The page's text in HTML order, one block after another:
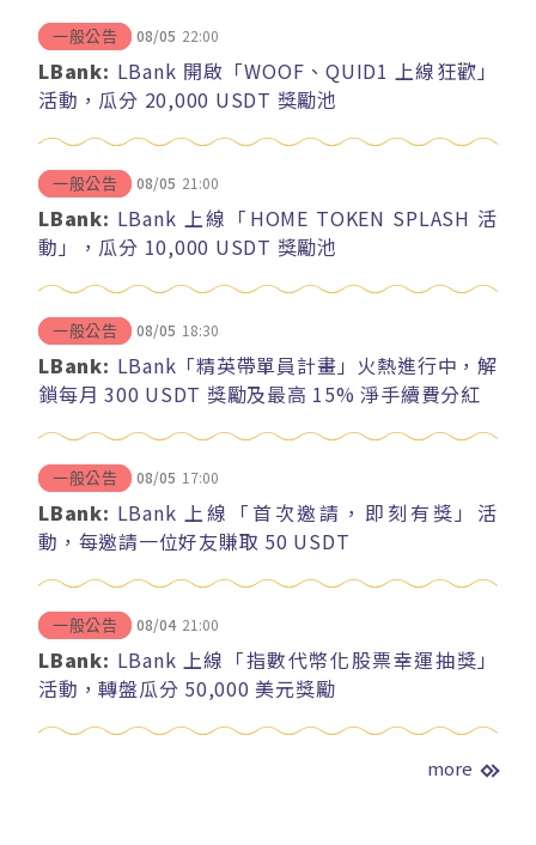
一般公告 08/05 22:00
LBank: LBank 開啟「WOOF、QUID1 上線狂歡」
活動，瓜分 20,000 USDT 獎勵池
一般公告 08/05 21:00
LBank: LBank 上線「HOME TOKEN SPLASH 活
動」，瓜分 10,000 USDT 獎勵池
一般公告 08/05 18:30
LBank: LBank「精英帶單員計畫」火熱進行中，解
鎖每月 300 USDT 獎勵及最高 15% 淨手續費分紅
一般公告 08/05 17:00
LBank: LBank 上線「首次邀請，即刻有獎」活
動，每邀請一位好友賺取 50 USDT
一般公告 08/04 21:00
LBank: LBank 上線「指數代幣化股票幸運抽獎」
活動，轉盤瓜分 50,000 美元獎勵
more